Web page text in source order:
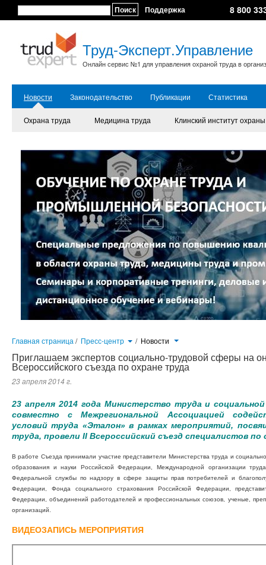
Поиск Поддержка 8 800
Труд-Эксперт.Управление
Онлайн сервис №1 для управления охраной труда в
Новости Законодательство Публикации Статистика
Охрана труда Медицина труда Клинский институт
Главная страница / Пресс-центр / Новости
Приглашаем экспертов социально-трудовой сферы на
Всероссийского съезда по охране труда
23 апреля 2014 г.
23 апреля 2014 года Министерство труда и
совместно с Межрегиональной Ассоциацией
условий труда «Эталон» в рамках мероприятий,
труда, провели II Всероссийский съезд специалистов по
В работе Съезда принимали участие представители Министерства труда и
образования и науки Российской Федерации, Международной организации
Федеральной службы по надзору в сфере защиты прав потребителей и
Федерации, Фонда социального страхования Российской Федерации,
Федерации, объединений работодателей и профессиональных союзов, ученые,
организаций.
ВИДЕОЗАПИСЬ МЕРОПРИЯТИЯ